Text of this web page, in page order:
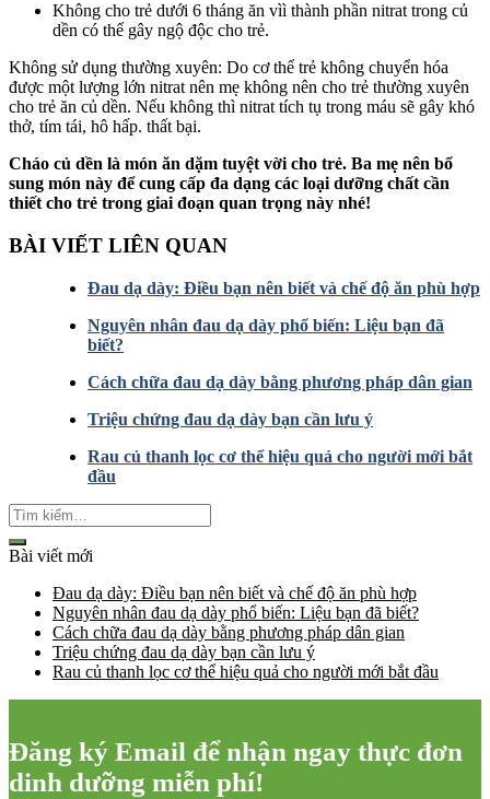
Không cho trẻ dưới 6 tháng ăn vìì thành phần nitrat trong củ
dền có thể gây ngộ độc cho trẻ.
Không sử dụng thường xuyên: Do cơ thể trẻ không chuyển hóa
được một lượng lớn nitrat nên mẹ không nên cho trẻ thường xuyên
cho trẻ ăn củ dền. Nếu không thì nitrat tích tụ trong máu sẽ gây khó
thở, tím tái, hô hấp. thất bại.
Cháo củ dền là món ăn dặm tuyệt vời cho trẻ. Ba mẹ nên bổ
sung món này để cung cấp đa dạng các loại dưỡng chất cần
thiết cho trẻ trong giai đoạn quan trọng này nhé!
BÀI VIẾT LIÊN QUAN
Đau dạ dày: Điều bạn nên biết và chế độ ăn phù hợp
Nguyên nhân đau dạ dày phổ biến: Liệu bạn đã
biết?
Cách chữa đau dạ dày bằng phương pháp dân gian
Triệu chứng đau dạ dày bạn cần lưu ý
Rau củ thanh lọc cơ thể hiệu quả cho người mới bắt
đầu
Bài viết mới
Đau dạ dày: Điều bạn nên biết và chế độ ăn phù hợp
Nguyên nhân đau dạ dày phổ biến: Liệu bạn đã biết?
Cách chữa đau dạ dày bằng phương pháp dân gian
Triệu chứng đau dạ dày bạn cần lưu ý
Rau củ thanh lọc cơ thể hiệu quả cho người mới bắt đầu
Đăng ký Email để nhận ngay thực đơn
dinh dưỡng miễn phí!